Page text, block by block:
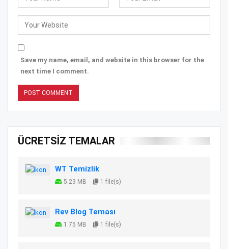
Save my name, email, and website in this browser for the
next time I comment.
ÜCRETSİZ TEMALAR
WT Temizlik
5.23 MB 1 file(s)
Rev Blog Teması
1.75 MB 1 file(s)